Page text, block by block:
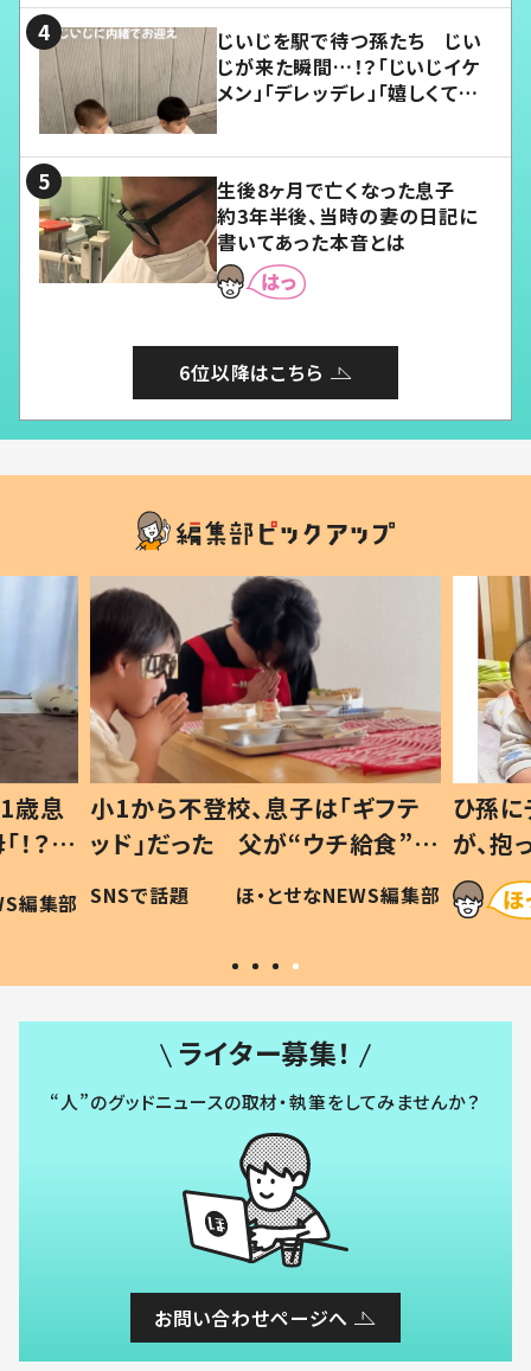
じいじを駅で待つ孫たち じい
じが来た瞬間…！？「じいじイケ
メン」「デレッデレ」「嬉しくて可
生後8ヶ月で亡くなった息子
約3年半後、当時の妻の日記に
書いてあった本音とは
6位以降はこちら
歳息
？」
編集部
小1から不登校、息子は「ギフテ
ッド」だった 父が“ウチ給食”を
作り続ける理由とは #令和の親
#令和の子
SNSで話題 ほ・とせなNEWS編集部
ひ孫
が、
「涙が
い」
ライター募集！
“人”のグッドニュースの取材・執筆をしてみませんか？
お問い合わせページへ